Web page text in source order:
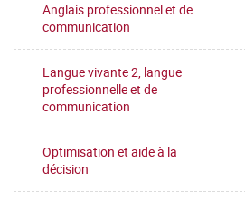
Anglais professionnel et de
communication
Langue vivante 2, langue
professionnelle et de
communication
Optimisation et aide à la
décision